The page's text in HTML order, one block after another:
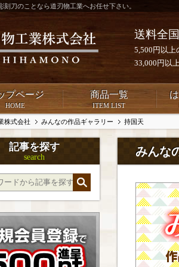
刻刀のことなら道刃物工業へお任せ下さい。
送料全
5,500円以上
33,000円以
プページ
HOME
商品一覧
ITEM LIST
株式会社 みんなの作品ギャラリー 持国天
みんな
記事を探す
search